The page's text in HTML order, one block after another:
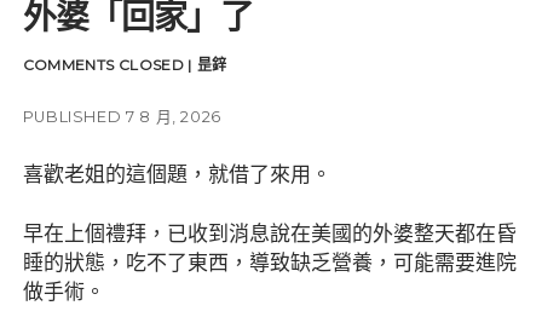
生活碎片
UN-CHAINS
instagram
emailamazon
外婆「回家」了
COMMENTS CLOSED | 昰鋅
PUBLISHED 7 8 月, 2026
喜歡老姐的這個題，就借了來用。
早在上個禮拜，已收到消息說在美國的外婆整天都在昏
睡的狀態，吃不了東西，導致缺乏營養，可能需要進院
做手術。